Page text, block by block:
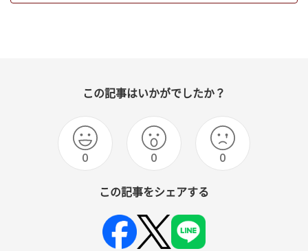
この記事はいかがでしたか？
0 0 0
この記事をシェアする